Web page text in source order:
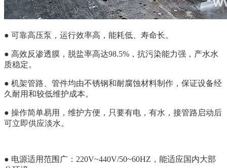
● 可靠高压泵，运行效率高，能耗低、寿命长。
● 高效反渗透膜，脱盐率高达98.5%，抗污染能力强，产水水
质稳定。
● 机架管路、管件均由不锈钢和耐腐蚀材料制作，保证设备经
久耐用和较低维护成本。
● 操作简单易用，维护方便，只要有电，有水，接管路启动后
可立即供应淡水。
● 电源适用范围广：220V~440V/50~60HZ，能适应国内大部